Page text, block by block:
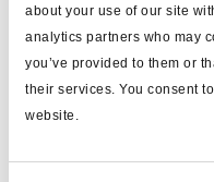
about your use of our site
analytics partners who may
you’ve provided to them or
their services. You consent
website.
Spécifications
type